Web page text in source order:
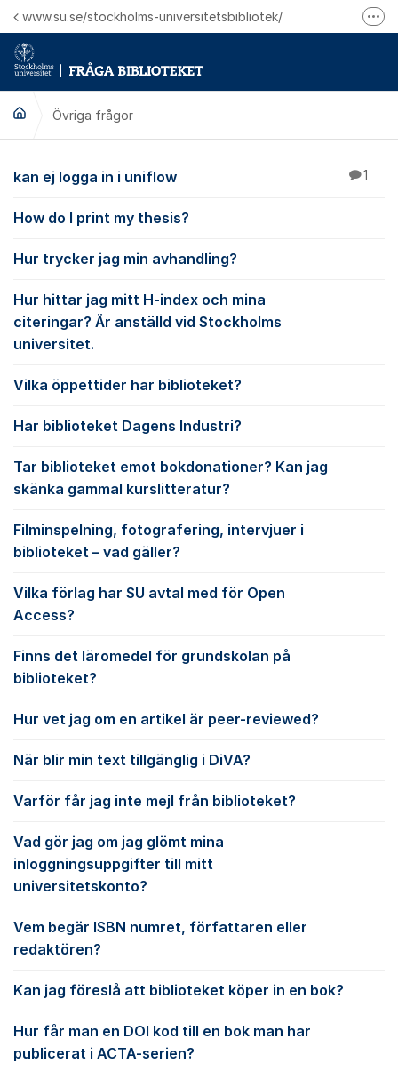
Hoppa till innehåll
www.su.se/stockholms-universitetsbibliotek/
Övriga frågor
Övriga frågor
kan ej logga in i uniflow 1
How do I print my thesis?
Hur trycker jag min avhandling?
Hur hittar jag mitt H-index och mina
citeringar? Är anställd vid Stockholms
universitet.
Vilka öppettider har biblioteket?
Har biblioteket Dagens Industri?
Tar biblioteket emot bokdonationer? Kan jag
skänka gammal kurslitteratur?
Filminspelning, fotografering, intervjuer i
biblioteket – vad gäller?
Vilka förlag har SU avtal med för Open
Access?
Finns det läromedel för grundskolan på
biblioteket?
Hur vet jag om en artikel är peer-reviewed?
När blir min text tillgänglig i DiVA?
Varför får jag inte mejl från biblioteket?
Vad gör jag om jag glömt mina
inloggningsuppgifter till mitt
universitetskonto?
Vem begär ISBN numret, författaren eller
redaktören?
Kan jag föreslå att biblioteket köper in en bok?
Hur får man en DOI kod till en bok man har
publicerat i ACTA-serien?